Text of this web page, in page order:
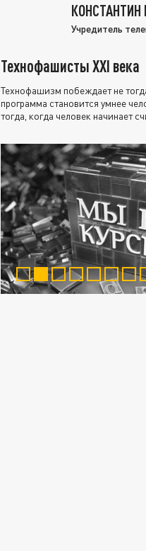
Учредитель
Технофашисты XXI века
Технофашизм побеждает не
программа становится умнее
тогда, когда человек начинает